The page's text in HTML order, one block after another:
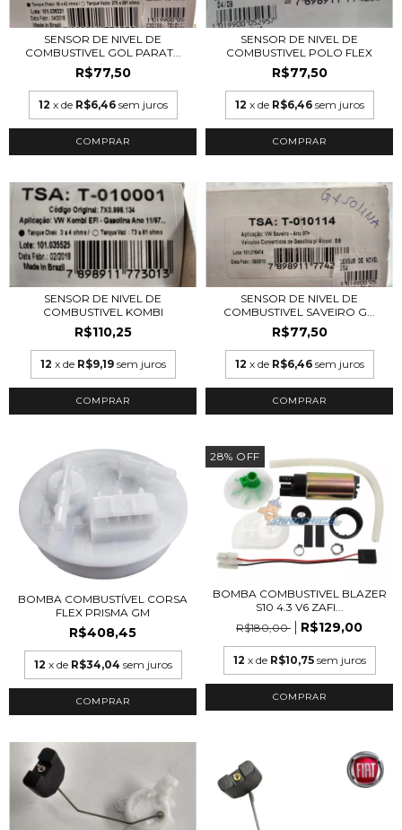
SENSOR DE NIVEL DE
COMBUSTIVEL GOL PARAT...
R$77,50
12 x de R$6,46 sem juros
SENSOR DE NIVEL DE
COMBUSTIVEL POLO FLEX
R$77,50
12 x de R$6,46 sem juros
SENSOR DE NIVEL DE
COMBUSTIVEL KOMBI
R$110,25
12 x de R$9,19 sem juros
SENSOR DE NIVEL DE
COMBUSTIVEL SAVEIRO G...
R$77,50
12 x de R$6,46 sem juros
BOMBA COMBUSTÍVEL CORSA
FLEX PRISMA GM
R$408,45
12 x de R$34,04 sem juros
28% OFF
BOMBA COMBUSTIVEL BLAZER
S10 4.3 V6 ZAFI...
R$180,00
R$129,00
12 x de R$10,75 sem juros